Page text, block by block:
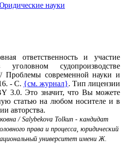
науки
ответственность и участие
судопроизводстве
Проблемы современной науки и
- С. {см. журнал}. Тип лицензии
3.0. Это значит, что Вы можете
статью на любом носителе и в
авторства.
/ Salybekova Tolkun - кандидат
права и процесса, юридический
университет имени Ж.